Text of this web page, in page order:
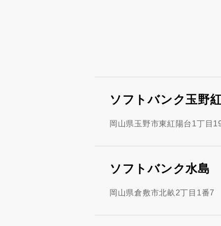
ソフトバンク玉野
岡山県玉野市東紅陽台1丁目
ソフトバンク水島
岡山県倉敷市北畝2丁目1番7